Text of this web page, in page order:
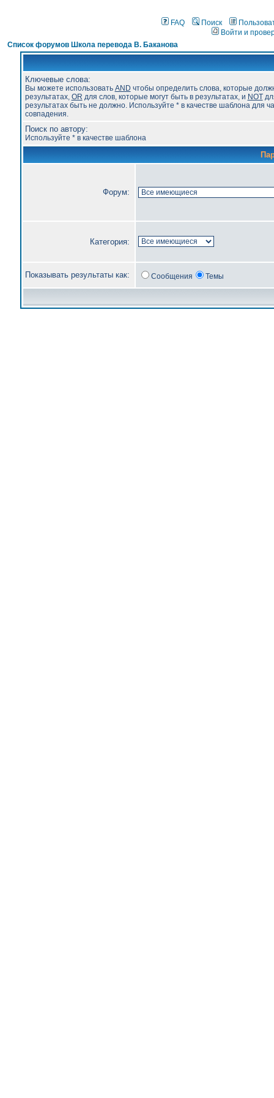
FAQ Поиск
Войти и
Список форумов Школа перевода В. Баканова
Ключевые слова:
Вы можете использовать AND чтобы определить слова, которые
результатах, OR для слов, которые могут быть в результатах, и NOT
результатах быть не должно. Используйте * в качестве шаблона для
совпадения.
Поиск по автору:
Используйте * в качестве шаблона
Форум:
Категория:
Показывать результаты как: Сообщения Темы